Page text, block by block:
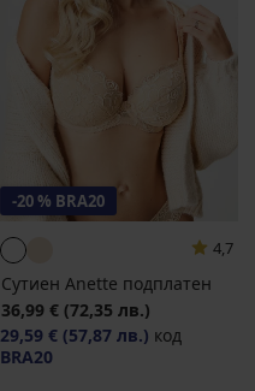
-20 % BRA20
4,7
Сутиен Anette подплатен
36,99 € (72,35 лв.)
29,59 € (57,87 лв.) код
BRA20